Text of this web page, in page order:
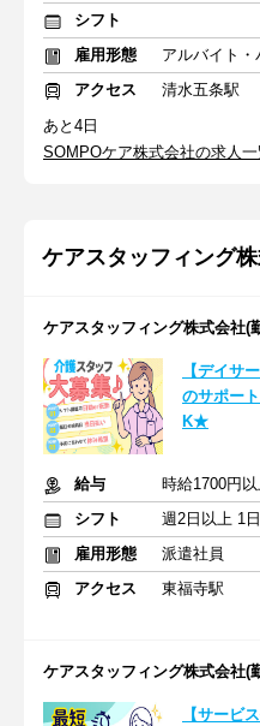
シフト
雇用形態
アルバイト・
アクセス
清水五条駅
あと4日
SOMPOケア株式会社の求人
ケアスタッフィング
ケアスタッフィング株式会社(
【デイサ
のサポー
K★
給与
時給1700円
シフト
雇用形態
派遣社員
アクセス
東福寺駅
ケアスタッフィング株式会社(
【サービ